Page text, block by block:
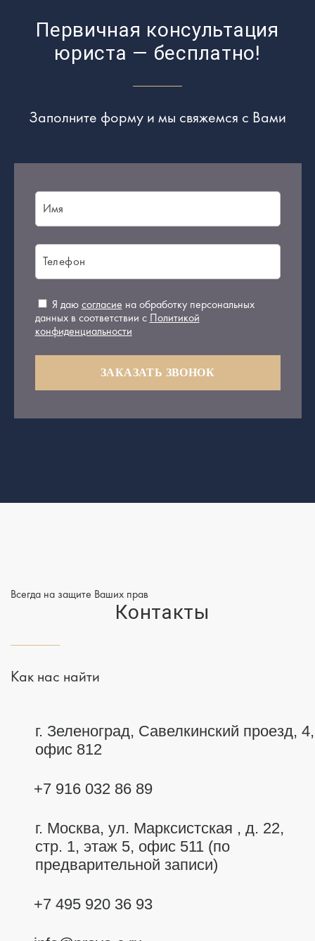
Первичная консультация
юриста — бесплатно!
Заполните форму и мы свяжемся с Вами
Я даю согласие на обработку персональных
данных в соответствии с Политикой
конфиденциальности
ЗАКАЗАТЬ ЗВОНОК
Всегда на защите Ваших прав
Контакты
Как нас найти
г. Зеленоград, Савелкинский проезд, 4,
офис 812
+7 916 032 86 89
г. Москва, ул. Марксистская , д. 22,
стр. 1, этаж 5, офис 511 (по
предварительной записи)
+7 495 920 36 93